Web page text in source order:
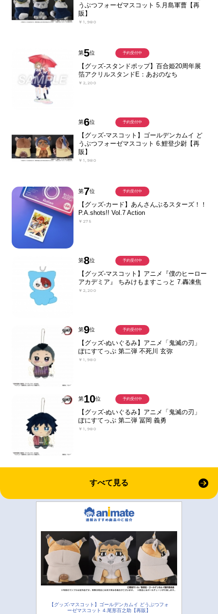
うぶつフォーゼマスコット 5.月島軍曹【再
販】
￥1,980
第5位
【グッズ-スタンドポップ】百合姫20周年展
箔アクリルスタンドE：あおのなち
￥2,200
予約受付中
第6位
【グッズ-マスコット】ゴールデンカムイ ど
うぶつフォーゼマスコット 6.鯉登少尉【再
販】
￥1,980
予約受付中
第7位
【グッズ-カード】あんさんぶるスターズ！！
P.A.shots!! Vol.7 Action
￥275
予約受付中
第8位
【グッズ-マスコット】アニメ『僕のヒーロー
アカデミア』 ちみけもますこっと 7.轟凍焦
￥2,200
予約受付中
第9位
【グッズ-ぬいぐるみ】アニメ「鬼滅の刃」
ぽにすてっぷ 第二弾 不死川 玄弥
￥1,980
予約受付中
第10位
【グッズ-ぬいぐるみ】アニメ「鬼滅の刃」
ぽにすてっぷ 第二弾 冨岡 義勇
￥1,980
予約受付中
すべて見る
【グッズ-マスコット】ゴールデンカムイ どうぶつフォ
ーゼマスコット 4.尾形百之助【再販】